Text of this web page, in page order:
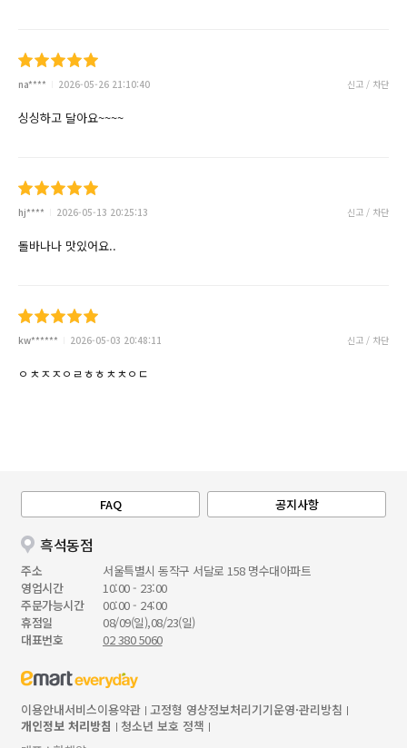
na**** 2026-05-26 21:10:40 신고 / 차단
싱싱하고 달아요~~~~
hj**** 2026-05-13 20:25:13 신고 / 차단
돌바나나 맛있어요..
kw****** 2026-05-03 20:48:11 신고 / 차단
ㅇㅊㅈㅈㅇㄹㅎㅎㅊㅊㅇㄷ
FAQ 공지사항
흑석동점
주소
서울특별시 동작구 서달로 158 명수대아파트
영업시간
10:00 - 23:00
주문가능시간
00:00 - 24:00
휴점일
08/09(일),08/23(일)
대표번호
02 380 5060
이용안내서비스이용약관 고정형 영상정보처리기기운영·관리방침
개인정보 처리방침
청소년 보호 정책